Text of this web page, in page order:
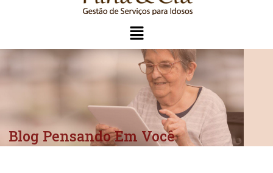
Blog Pensando Em Você